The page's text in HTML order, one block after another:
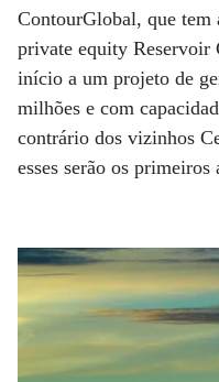
ContourGlobal, que tem
private equity Reservoir
início a um projeto de
milhões e com
contrário dos vizinhos
esses serão os